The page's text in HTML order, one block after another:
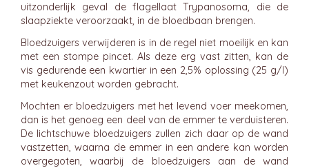
uitzonderlijk geval de flagellaat Trypanosoma, die de
slaapziekte veroorzaakt, in de bloedbaan brengen.
Bloedzuigers verwijderen is in de regel niet moeilijk en kan
met een stompe pincet. Als deze erg vast zitten, kan de
vis gedurende een kwartier in een 2,5% oplossing (25 g/l)
met keukenzout worden gebracht.
Mochten er bloedzuigers met het levend voer meekomen,
dan is het genoeg een deel van de emmer te verduisteren.
De lichtschuwe bloedzuigers zullen zich daar op de wand
vastzetten, waarna de emmer in een andere kan worden
overgegoten, waarbij de bloedzuigers aan de wand